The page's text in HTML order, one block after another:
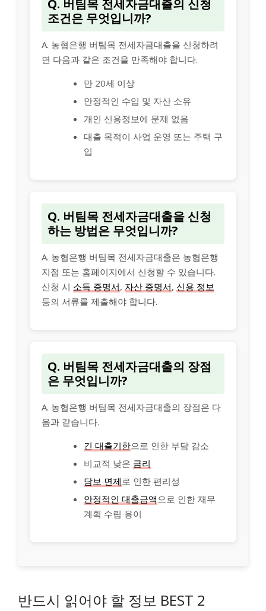
Q. 버팀목 전세자금대출의 신청
조건은 무엇입니까?
A. 농협은행 버팀목 전세자금대출을 신청하려
면 다음과 같은 조건을 만족해야 합니다.
만 20세 이상
안정적인 수입 및 자산 소유
개인 신용정보에 문제 없음
대출 목적이 사업 운영 또는 주택 구
입
Q. 버팀목 전세자금대출을 신청
하는 방법은 무엇입니까?
A. 농협은행 버팀목 전세자금대출은 농협은행
지점 또는 홈페이지에서 신청할 수 있습니다.
신청 시 소득 증명서, 자산 증명서, 신용 정보
등의 서류를 제출해야 합니다.
Q. 버팀목 전세자금대출의 장점
은 무엇입니까?
A. 농협은행 버팀목 전세자금대출의 장점은 다
음과 같습니다.
긴 대출기한으로 인한 부담 감소
비교적 낮은 금리
담보 면제로 인한 편리성
안정적인 대출금액으로 인한 재무
계획 수립 용이
반드시 읽어야 할 정보 BEST 2